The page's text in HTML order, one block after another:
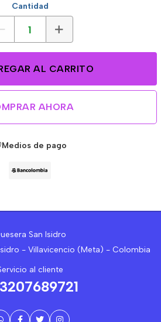
Cantidad
AL CARRITO
AHORA
Medios de pago
San Isidro
- Villavicencio (Meta) - Colombia
al cliente
3207689721